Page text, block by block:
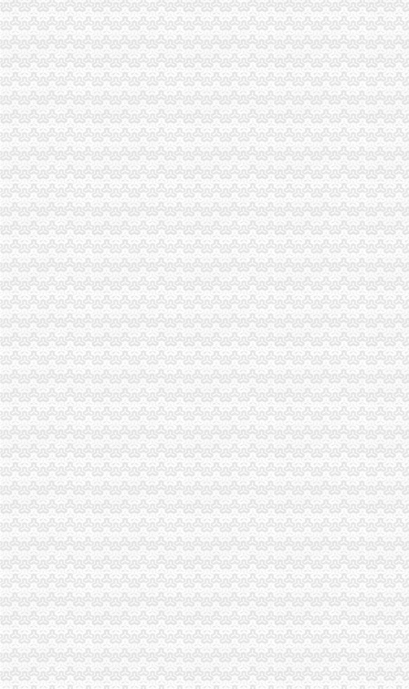
九龙坡局0元注册公司流程确定两年廉政文化建设目标
高新区局重庆一元注册公司第三工商所儿童食品安全专项整工作成效明显
渝北局积发挥职能做好总部经济的重庆0元注册公司招商工作
国家工商总局一元注册公司流程局长周伯华视察铜梁工商工作
巴南局免费注册公司大力开展守合同重信用单位公示活动
巫溪县实施商标励政策
江北局一元注册公司发挥工商职能多措并举服务街镇经济
黔江局重庆一元注册公司力求服务到位与企业要求对接
渝中局重庆免费注册公司较场口所为北川灾区孩子欢庆节日
丰都局开展“六一”一元注册公司儿童食品市场安全大检查
铜梁局一元注册公司流程妥善安排受地震损坏工商所办公用房
市0元注册公司流程消委会提醒市民加防范意识避免装修陷阱
工商动态
沙坪坝局以四型模范为指针造“四型”0元注册公司领导班子
重庆工商系统充分发扬团结互助精大力开展对四川灾区的1元注册公司援助工作
南岸局重庆0元注册公司四公里工商所推行办案新模式率先实现基层执法能力指
沙坪坝局抓住“五个关键”0元注册公司流程推动重点工作全面开展
江津局“两手抓”一元注册公司流程积构建食品安全监管长效机制
彭水局重庆0元注册公司隆重纪念3.15国际消费者权益日
高新区IT市一元注册公司场实行《先行赔付制度》
万州局1元注册公司充分发挥工商职能大力推进就业与再就业工程成效显著
开县局监管与服务并重加“三节”0元注册公司流程市场监管
忠县局达贯彻达贯彻市一元注册公司委三届四次全委会和学习实践科学发展观
万州局重庆一元注册公司发挥登记职能支持企业融资18亿元
荣昌县四措并举促进农村土地流转
青海农畜产品经纪人与江北观音桥农贸市重庆免费注册公司场经纪人成功实现
江北局一元注册公司围绕重点目标考核着力扶持著名商标和驰名商标发展
南岸茶园新区组建注册资本20亿的0元注册公司企业集团搭建投融资平台
九龙坡局一元注册公司流程深入学习实践科学发展观活着力解决四大重点问题
巫溪局五步推进“依法行政、文明执法、树立形象”免费注册公司专项教育培训工
市重庆0元注册公司局邀请重庆高校专家教授共同研讨电子商务监管工作
万州局突出“便、助、护、联、扶”免费注册公司五字营造优良发展环境造服务型
九龙坡局桷坪所查获一批冒“长安铃木”的重庆一元注册公司后视镜总成
市0元注册公司流程局机关在片区登山比赛中获得第一名
合川局0元注册公司合工商所两名职工踊跃加入区震救灾志愿者行列
江北局0元注册公司改进年检方式受好评